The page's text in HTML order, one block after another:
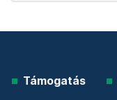
Támogatás